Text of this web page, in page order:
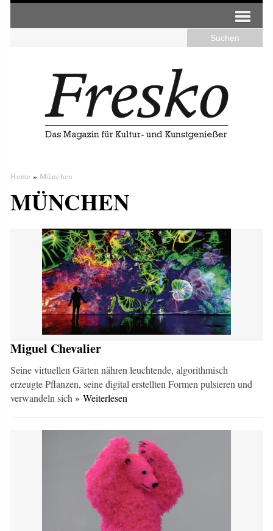
Home » München
MÜNCHEN
Miguel Chevalier
Seine virtuellen Gärten nähren leuchtende, algorithmisch
erzeugte Pflanzen, seine digital erstellten Formen pulsieren und
verwandeln sich» Weiterlesen